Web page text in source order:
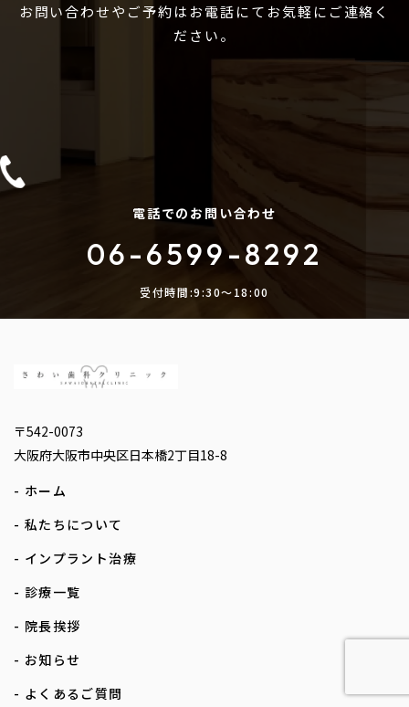
お問い合わせやご予約はお電話にてお気軽にご連絡く
ださい。
電話でのお問い合わせ
06-6599-8292
受付時間:9:30〜18:00
〒542-0073
大阪府大阪市中央区日本橋2丁目18-8
- ホーム
- 私たちについて
- インプラント治療
- 診療一覧
- 院長挨拶
- お知らせ
- よくあるご質問